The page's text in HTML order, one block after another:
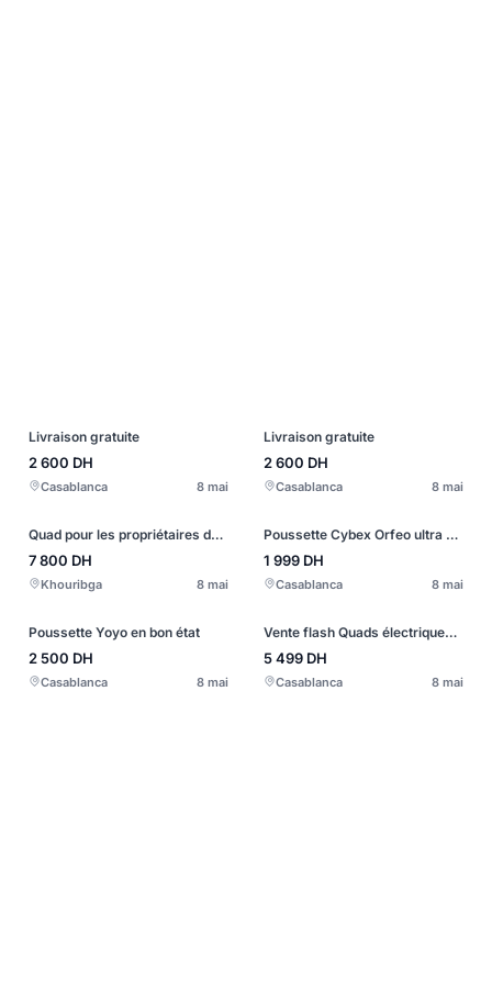
Livraison gratuite
2 600 DH
Casablanca 8 mai
Livraison gratuite
2 600 DH
Casablanca 8 mai
Quad pour les propriétaires de jardins et de cours
7 800 DH
Khouribga 8 mai
Poussette Cybex Orfeo ultra compacte
1 999 DH
Casablanca 8 mai
Poussette Yoyo en bon état
2 500 DH
Casablanca 8 mai
Vente flash Quads électriques Essence Haut gamme
5 499 DH
Casablanca 8 mai